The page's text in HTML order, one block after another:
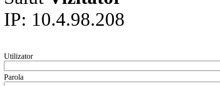
IP: 10.4.98.208
Utilizator
Parola